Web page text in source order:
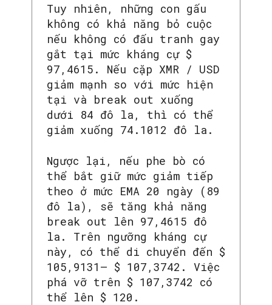
Tuy nhiên, những con gấu
không có khả năng bỏ cuộc
nếu không có đấu tranh gay
gắt tại mức kháng cự $
97,4615. Nếu cặp XMR / USD
giảm mạnh so với mức hiện
tại và break out xuống
dưới 84 đô la, thì có thể
giảm xuống 74.1012 đô la.
Ngược lại, nếu phe bò có
thể bắt giữ mức giảm tiếp
theo ở mức EMA 20 ngày (89
đô la), sẽ tăng khả năng
break out lên 97,4615 đô
la. Trên ngưỡng kháng cự
này, có thể di chuyển đến $
105,9131– $ 107,3742. Việc
phá vỡ trên $ 107,3742 có
thể lên $ 120.